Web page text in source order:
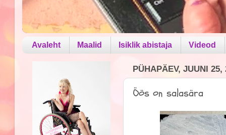
Avaleht Maalid Isiklik abistaja Videod
PÜHAPÄEV, JUUNI 25,
Öös on salasära